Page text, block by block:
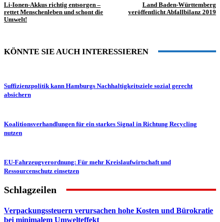
Li-Ionen-Akkus richtig entsorgen –
rettet Menschenleben und schont die
Umwelt!
Land Baden-Württemberg
veröffentlicht Abfallbilanz 2019
KÖNNTE SIE AUCH INTERESSIEREN
Suffizienzpolitik kann Hamburgs Nachhaltigkeitsziele sozial gerecht
absichern
Koalitionsverhandlungen für ein starkes Signal in Richtung Recycling
nutzen
EU-Fahrzeugverordnung: Für mehr Kreislaufwirtschaft und
Ressourcenschutz einsetzen
Schlagzeilen
Verpackungssteuern verursachen hohe Kosten und Bürokratie
bei minimalem Umwelteffekt